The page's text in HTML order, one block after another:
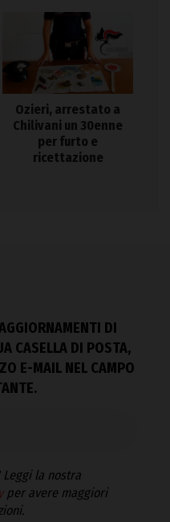
Ozieri, arrestato a
Chilivani un 30enne
per furto e
ricettazione
DI
CASELLA DI POSTA,
E-MAIL NEL CAMPO
Leggi la nostra
per avere maggiori